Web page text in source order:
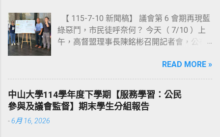
6 會期）由湯議員完成提案；《高雄市發展
合作事業自治條例草案》則於 113 年 10 月
22 日，由黃柏霖議員召開第一次公聽會（會
去（ 114 ）年 9 月 24 日，由林智鴻議員召
開第二次公聽會（會議資料連結：
https://reurl.cc/bd3jMd ），並於上會期（第
6 會期）由林智鴻議員完成提案；惟兩案於
【 115-7-10 新聞稿】 議會第 6 會期再現藍
綠惡鬥，市民徒呼奈何？ 今天（ 7/10 ）上
午，高督盟理事長陳銘彬召開記者會，公布
報告》，共選出 10 位【問政優質議員】、以
及 4 位【待觀察名單】；此外，也針對本會
期高雄市議會的整體表現作出總評。 陳銘彬
首先解釋本次評鑑結果公布時間之所以延宕
的原因：首先，第 6 會期的「委員會會議譯
READ MORE »
中山大學114學年度下學期【服務學習：公民
參與及議會監督】期末學生分組報告
-6月 16, 2026